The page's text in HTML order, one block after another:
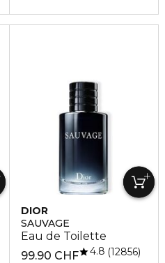
DIOR
SAUVAGE
Eau de Toilette
99.90 CHF
4.8 12856